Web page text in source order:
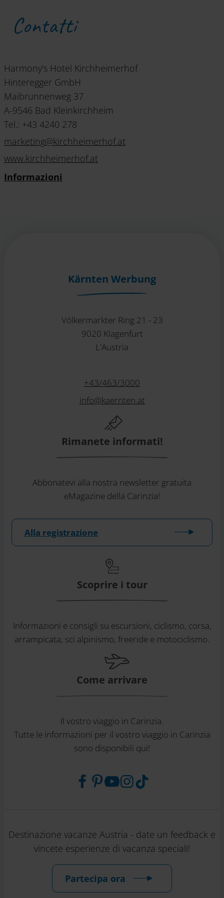
Contatti
Harmony's Hotel Kirchheimerhof
Hinteregger GmbH
Maibrunnenweg 37
A-9546 Bad Kleinkirchheim
Tel.: +43 4240 278
marketing@kirchheimerhof.at
www.kirchheimerhof.at
Informazioni
Kärnten Werbung
Völkermarkter Ring 21 - 23
9020 Klagenfurt
L'Austria
+43/463/3000
info@kaernten.at
Rimanete informati!
Abbonatevi alla nostra newsletter gratuita
eMagazine della Carinzia!
Alla registrazione
Scoprire i tour
Informazioni e consigli su escursioni, ciclismo, corsa,
arrampicata, sci alpinismo, freeride e motociclismo.
Come arrivare
Il vostro viaggio in Carinzia.
Tutte le informazioni per il vostro viaggio in Carinzia
sono disponibili qui!
Destinazione vacanze Austria - date un feedback e
vincete esperienze di vacanza speciali!
Partecipa ora